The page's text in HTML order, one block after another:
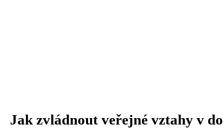
Jak zvládnout veřejné vztahy v